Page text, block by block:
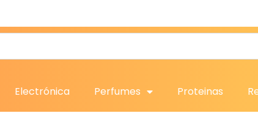
Electrónica Perfumes Proteinas